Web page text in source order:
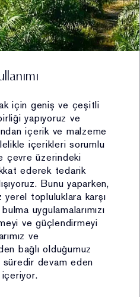
için geniş ve çeşitli
yapıyoruz ve
içerik ve malzeme
içerikleri sorumlu
çevre üzerindeki
ederek tedarik
Bunu yaparken,
topluluklara karşı
uygulamalarımızı
ve güçlendirmeyi
ve
bağlı olduğumuz
devam eden
içeriyor.
amaçlar dahilinde açık
kapsamında hukuken izin
tarafından işlenmektedir:
yürütülmesi kapsamında
fatura kesilmesi,
yerine
işlem, hukuki işlem
açıkça öngörülmesi,
tesisi, kullanılması ve
zorunlu olması)
işlem kontrolü
işlemlerinin
müşteri işlem, finans bilgisi)
yürütülmesi
programı
ve sadakat kartı
bilgilendirmede
lokasyon, müşteri işlem,